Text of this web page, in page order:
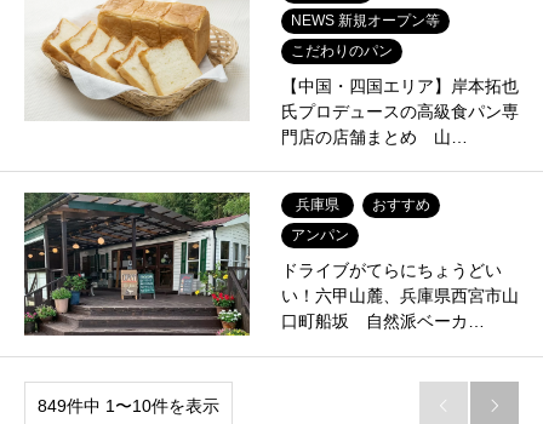
NEWS 新規オープン等
こだわりのパン
【中国・四国エリア】岸本拓也
氏プロデュースの高級食パン専
門店の店舗まとめ 山…
兵庫県
おすすめ
アンパン
ドライブがてらにちょうどい
い！六甲山麓、兵庫県西宮市山
口町船坂 自然派ベーカ…
849件中 1〜10件を表示  